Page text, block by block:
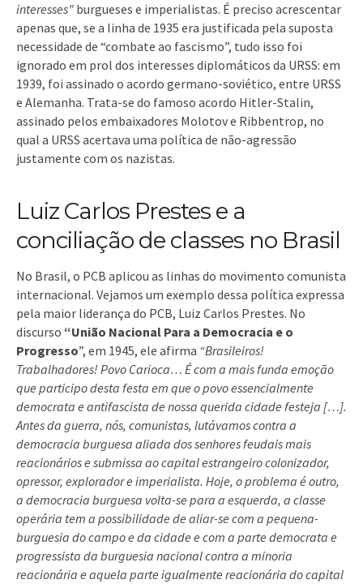
interesses” burgueses e imperialistas. É preciso acrescentar
apenas que, se a linha de 1935 era justificada pela suposta
necessidade de “combate ao fascismo”, tudo isso foi
ignorado em prol dos interesses diplomáticos da URSS: em
1939, foi assinado o acordo germano-soviético, entre URSS
e Alemanha. Trata-se do famoso acordo Hitler-Stalin,
assinado pelos embaixadores Molotov e Ribbentrop, no
qual a URSS acertava uma política de não-agressão
justamente com os nazistas.
Luiz Carlos Prestes e a
conciliação de classes no Brasil
No Brasil, o PCB aplicou as linhas do movimento comunista
internacional. Vejamos um exemplo dessa política expressa
pela maior liderança do PCB, Luiz Carlos Prestes. No
discurso “União Nacional Para a Democracia e o
Progresso”, em 1945, ele afirma “Brasileiros!
Trabalhadores! Povo Carioca… É com a mais funda emoção
que participo desta festa em que o povo essencialmente
democrata e antifascista de nossa querida cidade festeja […].
Antes da guerra, nós, comunistas, lutávamos contra a
democracia burguesa aliada dos senhores feudais mais
reacionários e submissa ao capital estrangeiro colonizador,
opressor, explorador e imperialista. Hoje, o problema é outro,
a democracia burguesa volta-se para a esquerda, a classe
operária tem a possibilidade de aliar-se com a pequena-
burguesia do campo e da cidade e com a parte democrata e
progressista da burguesia nacional contra a minoria
reacionária e aquela parte igualmente reacionária do capital